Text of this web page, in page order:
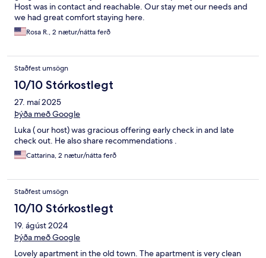
Host was in contact and reachable. Our stay met our needs and
we had great comfort staying here.
Rosa R., 2 nætur/nátta ferð
Staðfest umsögn
10/10 Stórkostlegt
27. maí 2025
Þýða með Google
Luka ( our host) was gracious offering early check in and late
check out. He also share recommendations .
Cattarina, 2 nætur/nátta ferð
Staðfest umsögn
10/10 Stórkostlegt
19. ágúst 2024
Þýða með Google
Lovely apartment in the old town. The apartment is very clean